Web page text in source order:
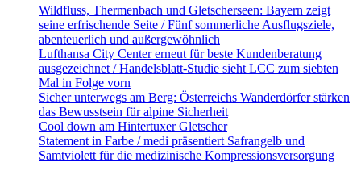
Wildfluss, Thermenbach und Gletscherseen: Bayern zeigt
seine erfrischende Seite / Fünf sommerliche Ausflugsziele,
abenteuerlich und außergewöhnlich
Lufthansa City Center erneut für beste Kundenberatung
ausgezeichnet / Handelsblatt-Studie sieht LCC zum siebten
Mal in Folge vorn
Sicher unterwegs am Berg: Österreichs Wanderdörfer stärken
das Bewusstsein für alpine Sicherheit
Cool down am Hintertuxer Gletscher
Statement in Farbe / medi präsentiert Safrangelb und
Samtviolett für die medizinische Kompressionsversorgung